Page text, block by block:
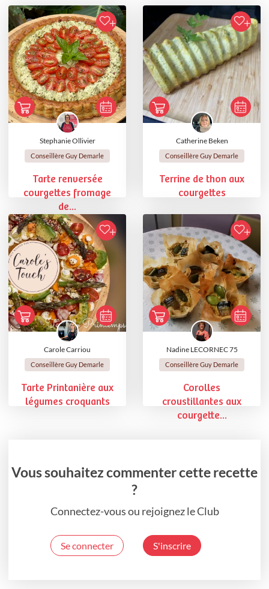
Stephanie Ollivier
Conseillère Guy Demarle
Tarte renversée
courgettes fromage
de...
Catherine Beken
Conseillère Guy Demarle
Terrine de thon aux
courgettes
Carole Carriou
Conseillère Guy Demarle
Tarte Printanière aux
légumes croquants
Nadine LECORNEC 75
Conseillère Guy Demarle
Corolles
croustillantes aux
courgette...
Vous souhaitez commenter cette recette
?
Connectez-vous ou rejoignez le Club
Se connecter S'inscrire